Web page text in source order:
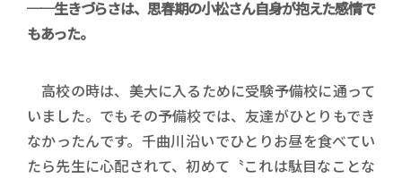
──生きづらさは、思春期の小松さん自身が抱えた感情で
もあった。
高校の時は、美大に入るために受験予備校に通って
いました。でもその予備校では、友達がひとりもでき
なかったんです。千曲川沿いでひとりお昼を食べてい
たら先生に心配されて、初めて〝これは駄目なことな